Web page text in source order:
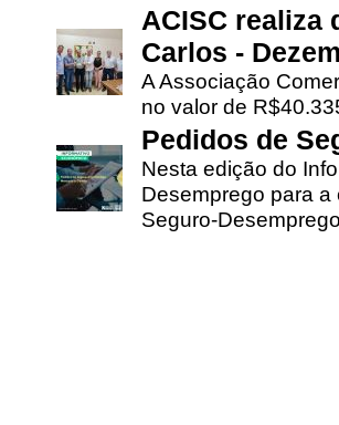
ACISC realiza
Carlos -
A Associação
no valor de
Pedidos de
Nesta edição do
Desemprego para
Seguro-